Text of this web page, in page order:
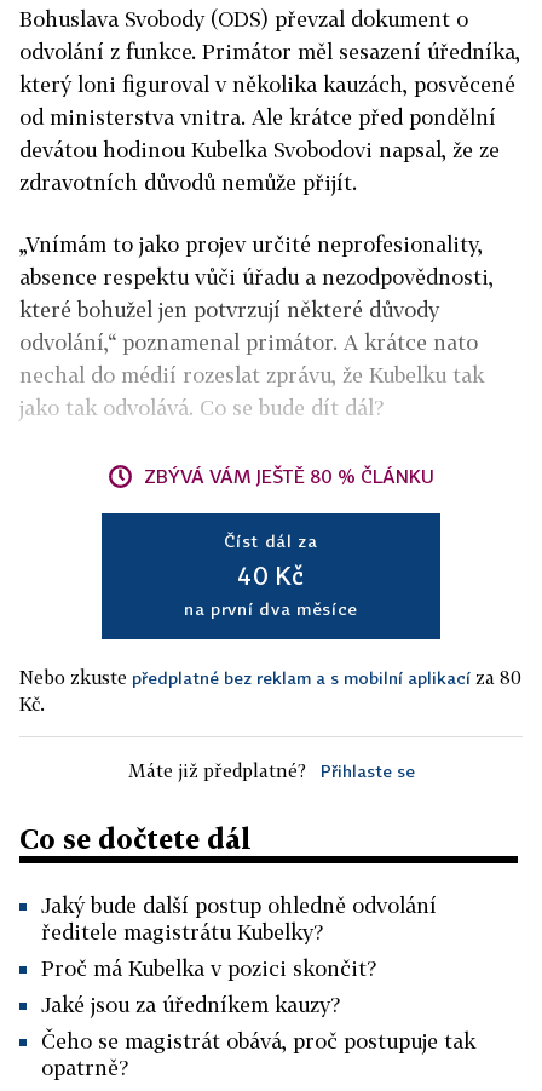
Bohuslava Svobody (ODS) převzal dokument o
odvolání z funkce. Primátor měl sesazení úředníka,
který loni figuroval v několika kauzách, posvěcené
od ministerstva vnitra. Ale krátce před pondělní
devátou hodinou Kubelka Svobodovi napsal, že ze
zdravotních důvodů nemůže přijít.
„Vnímám to jako projev určité neprofesionality,
absence respektu vůči úřadu a nezodpovědnosti,
které bohužel jen potvrzují některé důvody
odvolání,“ poznamenal primátor. A krátce nato
nechal do médií rozeslat zprávu, že Kubelku tak
jako tak odvolává. Co se bude dít dál?
ZBÝVÁ VÁM JEŠTĚ 80 % ČLÁNKU
Číst dál za
40 Kč
na první dva měsíce
Nebo zkuste předplatné bez reklam a s mobilní aplikací za 80
Kč.
Máte již předplatné? Přihlaste se
Co se dočtete dál
Jaký bude další postup ohledně odvolání
ředitele magistrátu Kubelky?
Proč má Kubelka v pozici skončit?
Jaké jsou za úředníkem kauzy?
Čeho se magistrát obává, proč postupuje tak
opatrně?